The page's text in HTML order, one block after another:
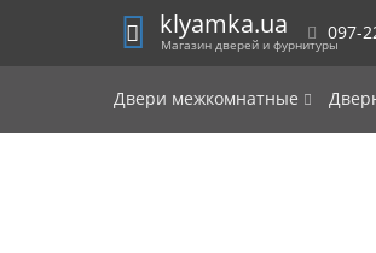
klyamka.ua
Магазин дверей и фурнитуры
097-
Двери межкомнатные